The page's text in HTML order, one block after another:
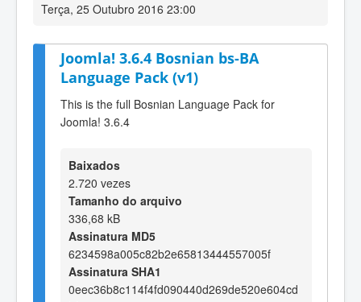
Terça, 25 Outubro 2016 23:00
Joomla! 3.6.4 Bosnian bs-BA
Language Pack (v1)
This is the full Bosnian Language Pack for
Joomla! 3.6.4
Baixados
2.720 vezes
Tamanho do arquivo
336,68 kB
Assinatura MD5
6234598a005c82b2e65813444557005f
Assinatura SHA1
0eec36b8c114f4fd090440d269de520e604cd